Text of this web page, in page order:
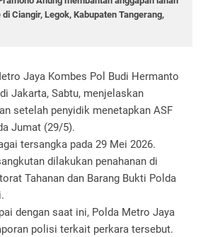
Ciangir, Legok, Kabupaten Tangerang,
Jaya Kombes Pol Budi Hermanto
Jakarta, Sabtu, menjelaskan
setelah penyidik menetapkan ASF
Jumat (29/5).
tersangka pada 29 Mei 2026.
dilakukan penahanan di
Tahanan dan Barang Bukti Polda
dengan saat ini, Polda Metro Jaya
polisi terkait perkara tersebut.